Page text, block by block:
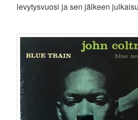
levytysvuosi ja sen jälkeen